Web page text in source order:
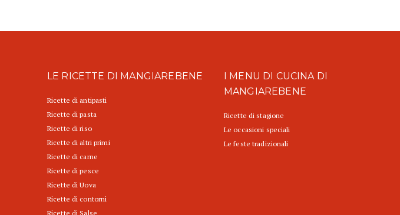
LE RICETTE DI MANGIAREBENE
Ricette di antipasti
Ricette di pasta
Ricette di riso
Ricette di altri primi
Ricette di carne
Ricette di pesce
Ricette di Uova
Ricette di contorni
Ricette di Salse
I MENU DI CUCINA DI
MANGIAREBENE
Ricette di stagione
Le occasioni speciali
Le feste tradizionali